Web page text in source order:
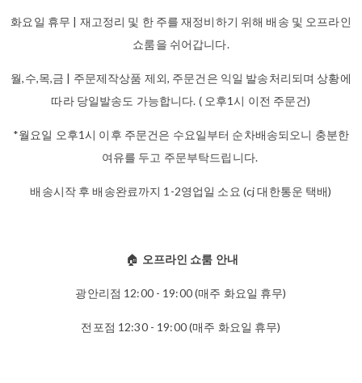
화요일 휴무 | 재고정리 및 한 주를 재정비하기 위해 배송 및 오프라인
쇼룸을 쉬어갑니다.
월,수,목,금 | 주문제작상품 제외, 주문건은 익일 발송처리되며 상황에
따라 당일발송도 가능합니다. ( 오후1시 이전 주문건)
*월요일 오후1시 이후 주문건은 수요일부터 순차배송되오니 충분한
여유를 두고 주문부탁드립니다.
배송시작 후 배송완료까지 1-2영업일 소요 (cj 대한통운 택배)
🏠 오프라인 쇼룸 안내
광안리점 12:00 - 19:00 (매주 화요일 휴무)
전포점 12:30 - 19:00 (매주 화요일 휴무)